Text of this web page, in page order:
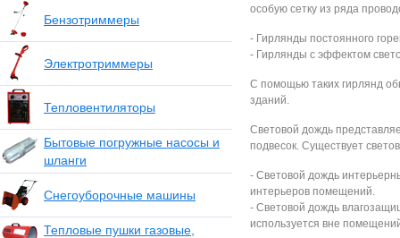
Бензотриммеры
Электротриммеры
Тепловентиляторы
Бытовые погружные насосы и
шланги
Снегоуборочные машины
Тепловые пушки газовые,
особую сетку из ряда
- Гирлянды постоянного
- Гирлянды с эффектом
С помощью таких гирлянд
зданий.
Световой дождь
подвесок. Существует
- Световой дождь
интерьеров помещений.
- Световой дождь
используется вне